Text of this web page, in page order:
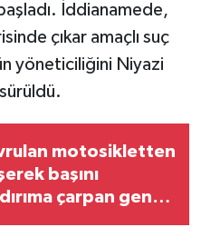
İddianamede,
çıkar amaçlı suç
yöneticiliğini Niyazi
motosikletten
başını
çarpan genç